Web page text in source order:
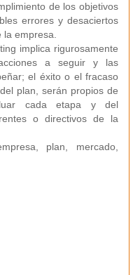
de los objetivos
errores y desaciertos
empresa.
implica rigurosamente
a seguir y las
el éxito o el fracaso
plan, serán propios de
cada etapa y del
o directivos de la
plan, mercado,